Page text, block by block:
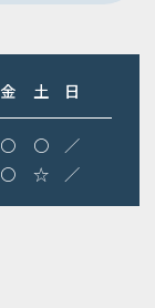
金 土 日
〇 〇
／
〇 ☆ ／